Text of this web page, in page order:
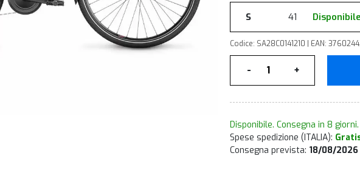
S 41
Codice: SA28C0141210 | EAN:
- +
Disponibile. Consegna in 8 giorni.
Spese spedizione (ITALIA):
Consegna prevista: 18/08/2026